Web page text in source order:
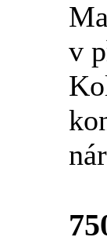
v přízemí rezidentního domu